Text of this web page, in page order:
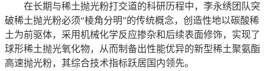
在长期与稀土抛光粉打交道的科研历程中，李永绣团队突
破稀土抛光粉必须“棱角分明”的传统概念，创造性地以碳酸稀
土为前驱体，采用机械化学反应掺杂和后续表面修饰，实现了
球形稀土抛光氧化物，从而制备出性能优异的新型稀土聚氨酯
高速抛光粉，其综合技术指标跃居国内领先。